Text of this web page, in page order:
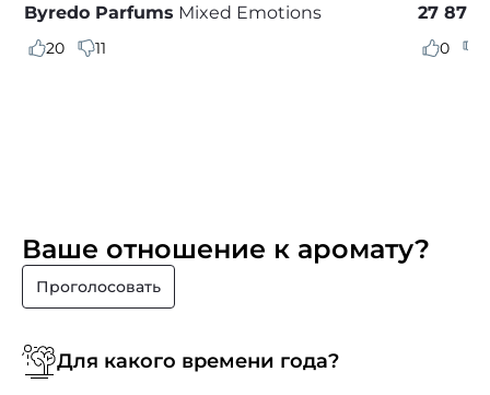
Byredo Parfums Mixed Emotions
20 11
27 87
0
Ваше отношение к аромату?
Проголосовать
Для какого времени года?